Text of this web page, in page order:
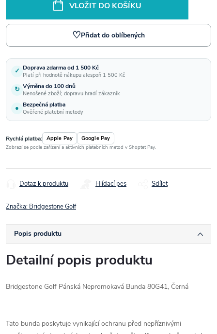
VLOŽIT DO KOŠÍKU
♡Přidat do oblíbených
✓ Doprava zdarma od 1 500 Kč
Platí při hodnotě nákupu alespoň 1 500 Kč
↻ Výměna do 100 dnů
Nenošené zboží; dopravu hradí zákazník
● Bezpečná platba
Ověřené platební metody
Rychlá platba: Apple Pay Google Pay
Zobrazí se podle zařízení a aktivních platebních metod v Shoptet Pay.
Dotaz k produktu Hlídací pes Sdílet
Značka: Bridgestone Golf
Popis produktu
Detailní popis produktu
Bridgestone Golf Pánská Nepromokavá Bunda 80G41, Černá
Tato bunda poskytuje vynikající ochranu před nepříznivými